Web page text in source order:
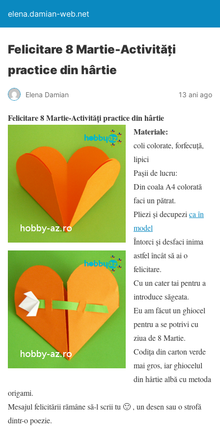
elena.damian-web.net
Felicitare 8 Martie-Activități
practice din hârtie
Elena Damian 13 ani ago
Felicitare 8 Martie-Activități practice din hârtie
Materiale:
coli colorate, forfecuță,
lipici
Pașii de lucru:
Din coala A4 colorată
faci un pătrat.
Pliezi și decupezi ca în
model
Întorci și desfaci inima
astfel încât să ai o
felicitare.
Cu un cater tai pentru a
introduce săgeata.
Eu am făcut un ghiocel
pentru a se potrivi cu
ziua de 8 Martie.
Codița din carton verde
mai gros, iar ghiocelul
din hârtie albă cu metoda
origami.
Mesajul felicitării rămâne să-l scrii tu 🙂 , un desen sau o strofă
dintr-o poezie.